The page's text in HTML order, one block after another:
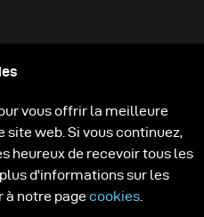
Technologies
Carrièrevous offrir la meilleure
web. Si vous continuez,
heureux de recevoir tous les
d'informations sur les
à notre page cookies